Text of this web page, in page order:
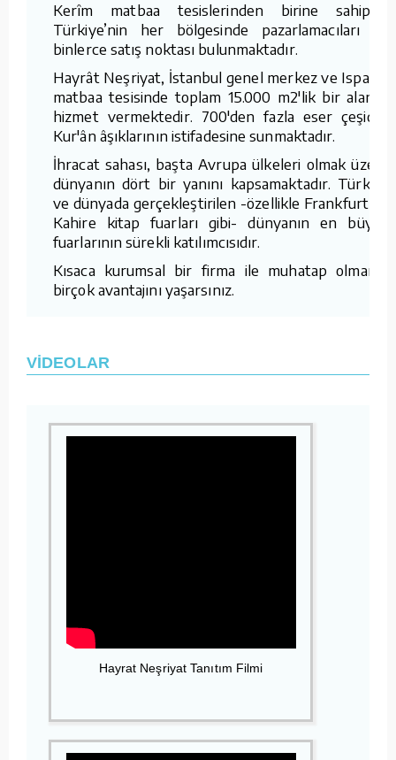
Kerîm matbaa tesislerinden birine sahiptir.
Türkiye’nin her bölgesinde pazarlamacıları ve
binlerce satış noktası bulunmaktadır.
Hayrât Neşriyat, İstanbul genel merkez ve Isparta
matbaa tesisinde toplam 15.000 m2'lik bir alanda
hizmet vermektedir. 700'den fazla eser çeşidini
Kur'ân âşıklarının istifadesine sunmaktadır.
İhracat sahası, başta Avrupa ülkeleri olmak üzere
dünyanın dört bir yanını kapsamaktadır. Türkiye
ve dünyada gerçekleştirilen -özellikle Frankfurt ve
Kahire kitap fuarları gibi- dünyanın en büyük
fuarlarının sürekli katılımcısıdır.
Kısaca kurumsal bir firma ile muhatap olmanın
birçok avantajını yaşarsınız.
VİDEOLAR
Hayrat Neşriyat Tanıtım Filmi